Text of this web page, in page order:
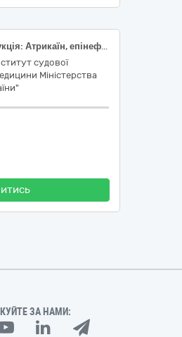
Фармацевтична продукція: Атрикаїн, епінефрин 4%, розчин для ін'єкцій 1:100000, артикаїну гідрохлориду 40 мг/1 мл; епінефрину (у формі гідрохлориду) 0,01мг/1 мл, по 1,7 мл у карпулі
судової
Міністерства
ЗА НАМИ: